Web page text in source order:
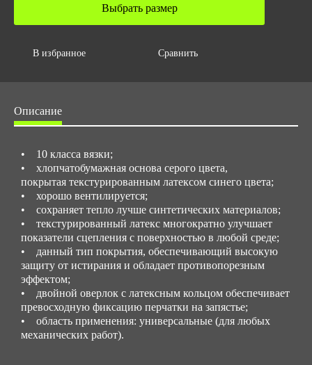
0.04316
Выбрать размер
В избранное Сравнить
Описание
• 10 класса вязки;
• хлопчатобумажная основа серого цвета,
покрытая текстурированным латексом синего цвета;
• хорошо вентилируется;
• сохраняет тепло лучше синтетических материалов;
• текстурированный латекс многократно улучшает
показатели сцепления с поверхностью в любой среде;
• данный тип покрытия, обеспечивающий высокую
защиту от истирания и обладает противопорезным
эффектом;
• двойной оверлок с латексным кольцом обеспечивает
превосходную фиксацию перчатки на запястье;
• область применения: универсальные (для любых
механических работ).